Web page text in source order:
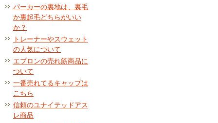
パーカーの裏地は、裏毛
か裏起毛どちらがいい
か？
トレーナーやスウェット
の人気について
エプロンの売れ筋商品に
ついて
一番売れてるキャップは
こちら
信頼のユナイテッドアス
レ商品